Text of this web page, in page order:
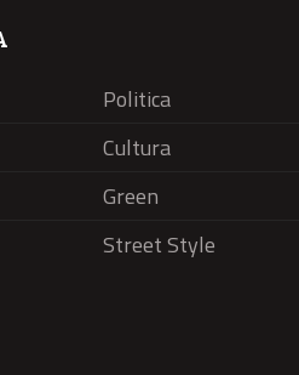
Politica
Cultura
Green
Street Style